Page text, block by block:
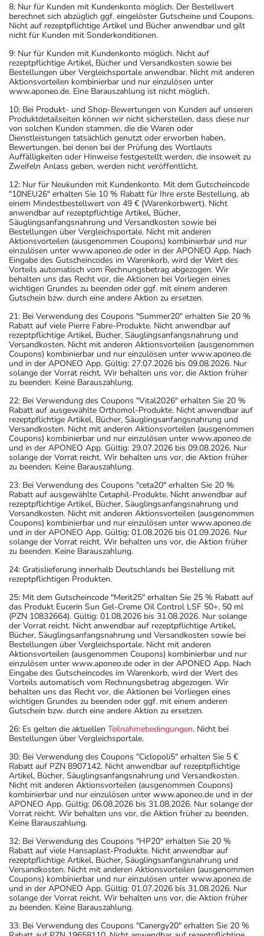
8: Nur für Kunden mit Kundenkonto möglich. Der Bestellwert
berechnet sich abzüglich ggf. eingelöster Gutscheine und Coupons.
Nicht auf rezeptpflichtige Artikel und Bücher anwendbar und gilt
nicht für Kunden mit Sonderkonditionen.
9: Nur für Kunden mit Kundenkonto möglich. Nicht auf
rezeptpflichtige Artikel, Bücher und Versandkosten sowie bei
Bestellungen über Vergleichsportale anwendbar. Nicht mit anderen
Aktionsvorteilen kombinierbar und nur einzulösen unter
www.aponeo.de. Eine Barauszahlung ist nicht möglich.
10: Bei Produkt- und Shop-Bewertungen von Kunden auf unseren
Produktdetailseiten können wir nicht sicherstellen, dass diese nur
von solchen Kunden stammen, die die Waren oder
Dienstleistungen tatsächlich genutzt oder erworben haben.
Bewertungen, bei denen bei der Prüfung des Wortlauts
Auffälligkeiten oder Hinweise festgestellt werden, die insoweit zu
Zweifeln Anlass geben, werden nicht veröffentlicht.
12: Nur für Neukunden mit Kundenkonto. Mit dem Gutscheincode
"10NEU26" erhalten Sie 10 % Rabatt für Ihre erste Bestellung, ab
einem Mindestbestellwert von 49 € (Warenkorbwert). Nicht
anwendbar auf rezeptpflichtige Artikel, Bücher,
Säuglingsanfangsnahrung und Versandkosten sowie bei
Bestellungen über Vergleichsportale. Nicht mit anderen
Aktionsvorteilen (ausgenommen Coupons) kombinierbar und nur
einzulösen unter www.aponeo.de oder in der APONEO App. Nach
Eingabe des Gutscheincodes im Warenkorb, wird der Wert des
Vorteils automatisch vom Rechnungsbetrag abgezogen. Wir
behalten uns das Recht vor, die Aktionen bei Vorliegen eines
wichtigen Grundes zu beenden oder ggf. mit einem anderen
Gutschein bzw. durch eine andere Aktion zu ersetzen.
21: Bei Verwendung des Coupons "Summer20" erhalten Sie 20 %
Rabatt auf viele Pierre Fabre-Produkte. Nicht anwendbar auf
rezeptpflichtige Artikel, Bücher, Säuglingsanfangsnahrung und
Versandkosten. Nicht mit anderen Aktionsvorteilen (ausgenommen
Coupons) kombinierbar und nur einzulösen unter www.aponeo.de
und in der APONEO App. Gültig: 27.07.2026 bis 09.08.2026. Nur
solange der Vorrat reicht. Wir behalten uns vor, die Aktion früher
zu beenden. Keine Barauszahlung.
22: Bei Verwendung des Coupons "Vital2026" erhalten Sie 20 %
Rabatt auf ausgewählte Orthomol-Produkte. Nicht anwendbar auf
rezeptpflichtige Artikel, Bücher, Säuglingsanfangsnahrung und
Versandkosten. Nicht mit anderen Aktionsvorteilen (ausgenommen
Coupons) kombinierbar und nur einzulösen unter www.aponeo.de
und in der APONEO App. Gültig: 29.07.2026 bis 09.08.2026. Nur
solange der Vorrat reicht. Wir behalten uns vor, die Aktion früher
zu beenden. Keine Barauszahlung.
23: Bei Verwendung des Coupons "ceta20" erhalten Sie 20 %
Rabatt auf ausgewählte Cetaphil-Produkte. Nicht anwendbar auf
rezeptpflichtige Artikel, Bücher, Säuglingsanfangsnahrung und
Versandkosten. Nicht mit anderen Aktionsvorteilen (ausgenommen
Coupons) kombinierbar und nur einzulösen unter www.aponeo.de
und in der APONEO App. Gültig: 01.08.2026 bis 01.09.2026. Nur
solange der Vorrat reicht. Wir behalten uns vor, die Aktion früher
zu beenden. Keine Barauszahlung.
24: Gratislieferung innerhalb Deutschlands bei Bestellung mit
rezeptpflichtigen Produkten.
25: Mit dem Gutscheincode "Merit25" erhalten Sie 25 % Rabatt auf
das Produkt Eucerin Sun Gel-Creme Oil Control LSF 50+, 50 ml
(PZN 10832664). Gültig: 01.08.2026 bis 31.08.2026. Nur solange
der Vorrat reicht. Nicht anwendbar auf rezeptpflichtige Artikel,
Bücher, Säuglingsanfangsnahrung und Versandkosten sowie bei
Bestellungen über Vergleichsportale. Nicht mit anderen
Aktionsvorteilen (ausgenommen Coupons) kombinierbar und nur
einzulösen unter www.aponeo.de oder in der APONEO App. Nach
Eingabe des Gutscheincodes im Warenkorb, wird der Wert des
Vorteils automatisch vom Rechnungsbetrag abgezogen. Wir
behalten uns das Recht vor, die Aktionen bei Vorliegen eines
wichtigen Grundes zu beenden oder ggf. mit einem anderen
Gutschein bzw. durch eine andere Aktion zu ersetzen.
26: Es gelten die aktuellen Teilnahmebedingungen. Nicht bei
Bestellungen über Vergleichsportale.
30: Bei Verwendung des Coupons "Ciclopoli5" erhalten Sie 5 €
Rabatt auf PZN 8907142. Nicht anwendbar auf rezeptpflichtige
Artikel, Bücher, Säuglingsanfangsnahrung und Versandkosten.
Nicht mit anderen Aktionsvorteilen (ausgenommen Coupons)
kombinierbar und nur einzulösen unter www.aponeo.de und in der
APONEO App. Gültig: 06.08.2026 bis 31.08.2026. Nur solange der
Vorrat reicht. Wir behalten uns vor, die Aktion früher zu beenden.
Keine Barauszahlung.
32: Bei Verwendung des Coupons "HP20" erhalten Sie 20 %
Rabatt auf viele Hansaplast-Produkte. Nicht anwendbar auf
rezeptpflichtige Artikel, Bücher, Säuglingsanfangsnahrung und
Versandkosten. Nicht mit anderen Aktionsvorteilen (ausgenommen
Coupons) kombinierbar und nur einzulösen unter www.aponeo.de
und in der APONEO App. Gültig: 01.07.2026 bis 31.08.2026. Nur
solange der Vorrat reicht. Wir behalten uns vor, die Aktion früher
zu beenden. Keine Barauszahlung.
33: Bei Verwendung des Coupons "Canergy20" erhalten Sie 20 %